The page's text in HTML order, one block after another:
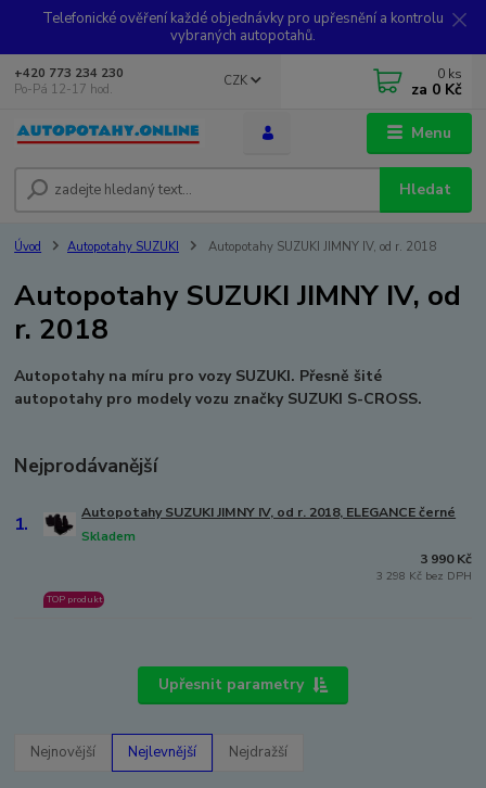
Telefonické ověření každé objednávky pro upřesnění a kontrolu
vybraných autopotahů.
Menu
CZK
Hledat
+420 773 234 230
Po-Pá 12-17 hod.
0 ks
za 0 Kč
Úvod Autopotahy SUZUKI Autopotahy SUZUKI JIMNY IV, od r. 2018
Autopotahy SUZUKI JIMNY IV, od
r. 2018
Autopotahy na míru pro vozy SUZUKI. Přesně šité
autopotahy pro modely vozu značky SUZUKI S-CROSS.
Nejprodávanější
1. Autopotahy SUZUKI JIMNY IV, od r. 2018, ELEGANCE černé
Skladem
TOP produkt
3 990 Kč
3 298 Kč bez DPH
Upřesnit parametry
Nejnovější Nejlevnější Nejdražší